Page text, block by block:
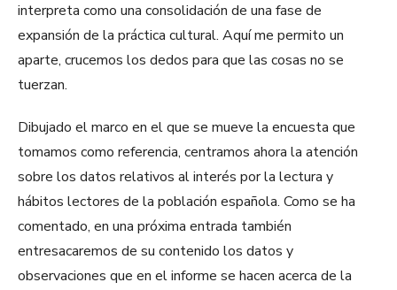
interpreta como una consolidación de una fase de
expansión de la práctica cultural. Aquí me permito un
aparte, crucemos los dedos para que las cosas no se
tuerzan.
Dibujado el marco en el que se mueve la encuesta que
tomamos como referencia, centramos ahora la atención
sobre los datos relativos al interés por la lectura y
hábitos lectores de la población española. Como se ha
comentado, en una próxima entrada también
entresacaremos de su contenido los datos y
observaciones que en el informe se hacen acerca de la